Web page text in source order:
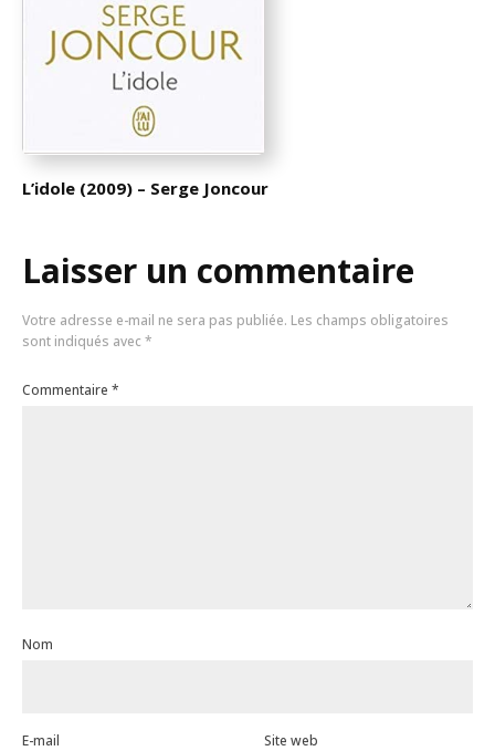
L’idole (2009) – Serge Joncour
Laisser un commentaire
Votre adresse e-mail ne sera pas publiée. Les champs obligatoires
sont indiqués avec *
Commentaire *
Nom
E-mail Site web